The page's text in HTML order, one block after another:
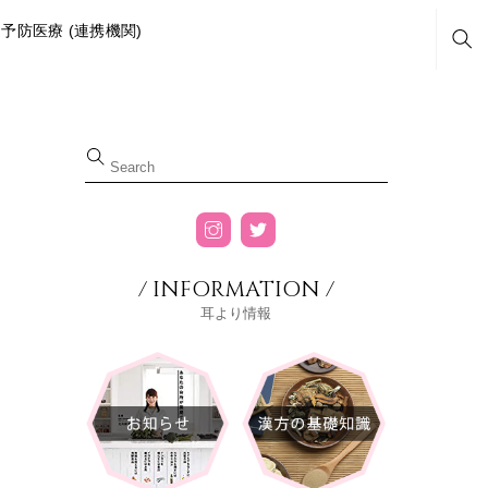
予防医療 (連携機関)
/ INFORMATION /
耳より情報